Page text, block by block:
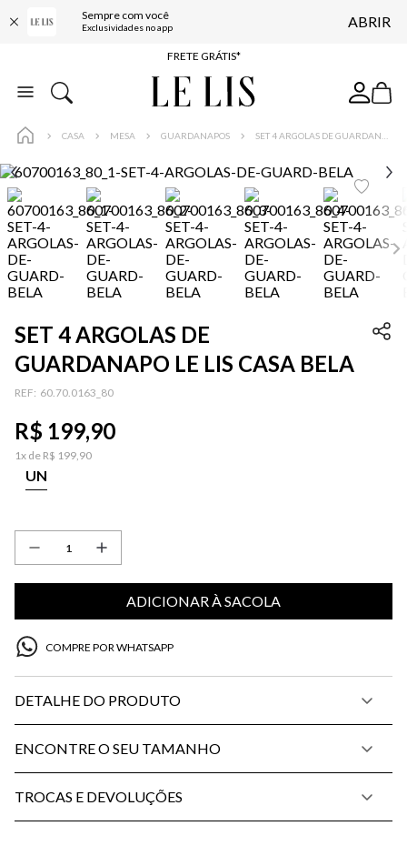
Sempre com você
Exclusividades no app ABRIR
ENTREGA EXPRESSA*
FRETE GRÁTIS*
BAIXE O APP
CASA MESA GUARDANAPOS
SET 4 ARGOLAS DE
GUARDANAPO LE LIS CASA BELA
: 60.70.0163_80
R$ 199,90
1x de R$ 199,90
UN
ADICIONAR À SACOLA
COMPRE POR WHATSAPP
DETALHE DO PRODUTO
ENCONTRE O SEU TAMANHO
TROCAS E DEVOLUÇÕES